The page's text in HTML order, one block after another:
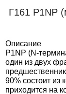
Г161 P1NP
Описание
P1NP (N-
один из двух
90% состоит из
приходится на